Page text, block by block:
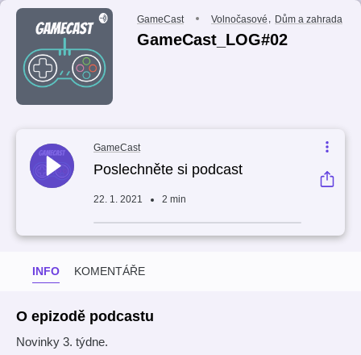
GameCast Volnočasové , Dům a zahrada
GameCast_LOG#02
GameCast
Poslechněte si podcast
22. 1. 2021 2 min
INFO KOMENTÁŘE
O epizodě podcastu
Novinky 3. týdne.